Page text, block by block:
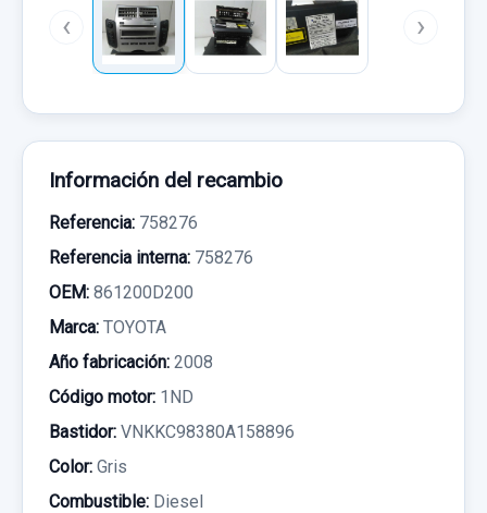
‹ ›
Información del recambio
Referencia: 758276
Referencia interna: 758276
OEM: 861200D200
Marca: TOYOTA
Año fabricación: 2008
Código motor: 1ND
Bastidor: VNKKC98380A158896
Color: Gris
Combustible: Diesel